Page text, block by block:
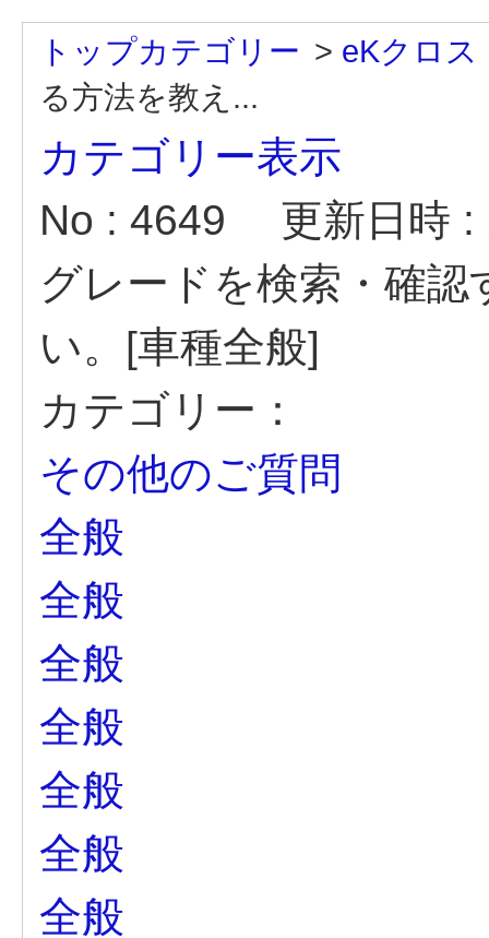
トップカテゴリー > eKクロス
る方法を教え...
カテゴリー表示
No : 4649
更新日時
グレードを検索・確
い。[車種全般]
カテゴリー：
その他のご質問
全般
全般
全般
全般
全般
全般
全般